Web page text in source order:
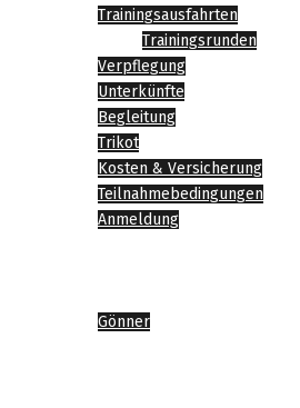
Trainingsausfahrten
Trainingsrunden
Verpflegung
Unterkünfte
Begleitung
Trikot
Kosten & Versicherung
Teilnahmebedingungen
Anmeldung
Gönner